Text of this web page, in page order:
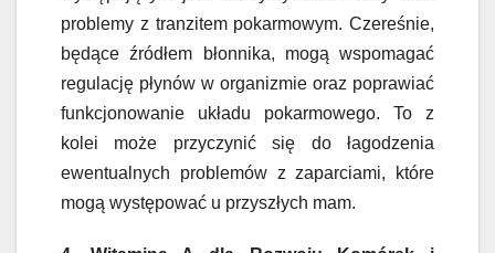
problemy z tranzitem pokarmowym. Czereśnie,
będące źródłem błonnika, mogą wspomagać
regulację płynów w organizmie oraz poprawiać
funkcjonowanie układu pokarmowego. To z
kolei może przyczynić się do łagodzenia
ewentualnych problemów z zaparciami, które
mogą występować u przyszłych mam.